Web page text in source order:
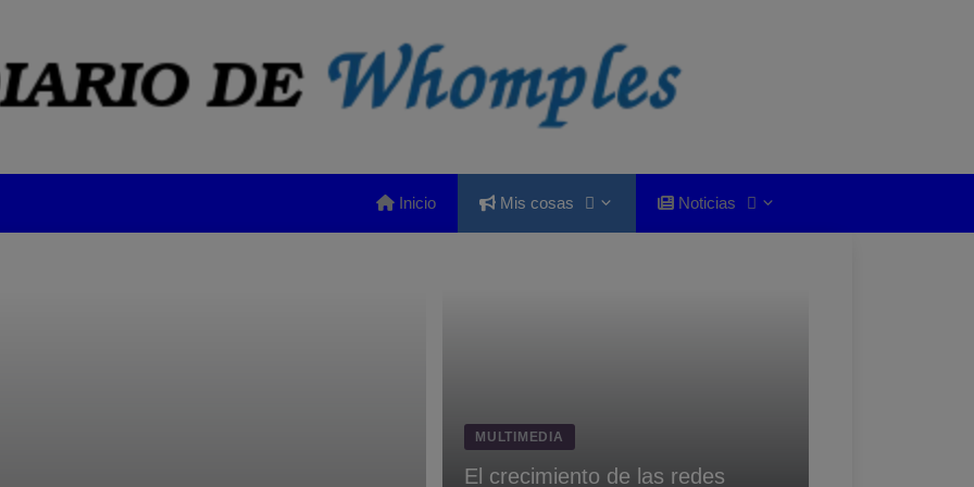
Inicio Mis cosas Noticias
MULTIMEDIA
El crecimiento de las redes